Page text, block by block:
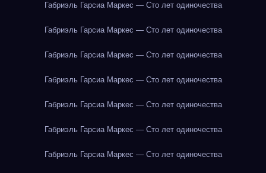
Габриэль Гарсиа Маркес — Сто лет одиночества
Габриэль Гарсиа Маркес — Сто лет одиночества
Габриэль Гарсиа Маркес — Сто лет одиночества
Габриэль Гарсиа Маркес — Сто лет одиночества
Габриэль Гарсиа Маркес — Сто лет одиночества
Габриэль Гарсиа Маркес — Сто лет одиночества
Габриэль Гарсиа Маркес — Сто лет одиночества